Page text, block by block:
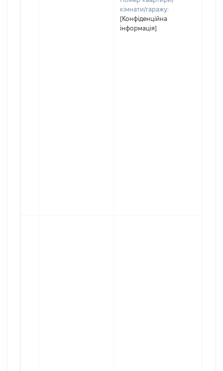
кімнати/гаражу:
[Конфіденційна
інформація]